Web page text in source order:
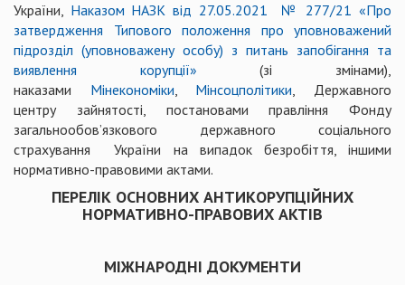
України, Наказом НАЗК від 27.05.2021 № 277/21 «Про
затвердження Типового положення про уповноважений
підрозділ (уповноважену особу) з питань запобігання та
виявлення корупції» (зі змінами),
наказами Мінекономіки, Мінсоцполітики, Державного
центру зайнятості, постановами правління Фонду
загальнообов’язкового державного соціального
страхування України на випадок безробіття, іншими
нормативно-правовими актами.
ПЕРЕЛІК ОСНОВНИХ АНТИКОРУПЦІЙНИХ
НОРМАТИВНО-ПРАВОВИХ АКТІВ
МІЖНАРОДНІ ДОКУМЕНТИ